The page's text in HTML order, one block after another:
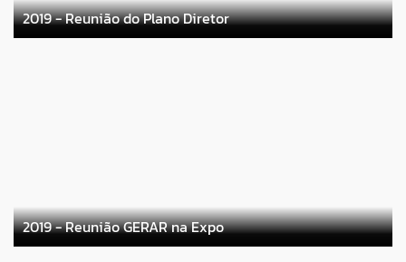
2019 - Reunião do Plano Diretor
2019 - Reunião GERAR na Expo